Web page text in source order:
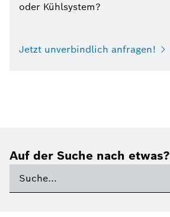
oder Kühlsystem?
Jetzt unverbindlich anfragen!
Auf der Suche nach etwas?